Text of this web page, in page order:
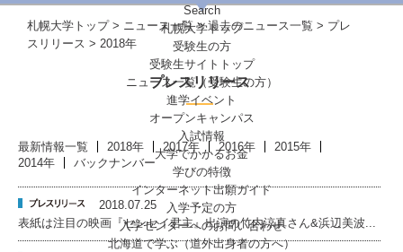
Search
札幌大学トップ
受験生の方
受験生サイトトップ
ニュース一覧（受験生の方）
進学イベント
オープンキャンパス
入試情報
大学でかかるお金
学びの特徴
インターネット出願ガイド
入学予定の方
入学センターへのお問い合わせ
北海道で学ぶ（道外出身者の方へ）
札幌大学トップ> ニュース一覧>過去のニュース一覧 > プレ
スリリース > 2018年
プレスリリース
最新情報一覧 2018年 2017年 2016年
2015年
2014年
バックナンバー
2018.07.25
表紙は注目の映画『センセイ君主』出演の竹内涼真さん&浜辺美波...